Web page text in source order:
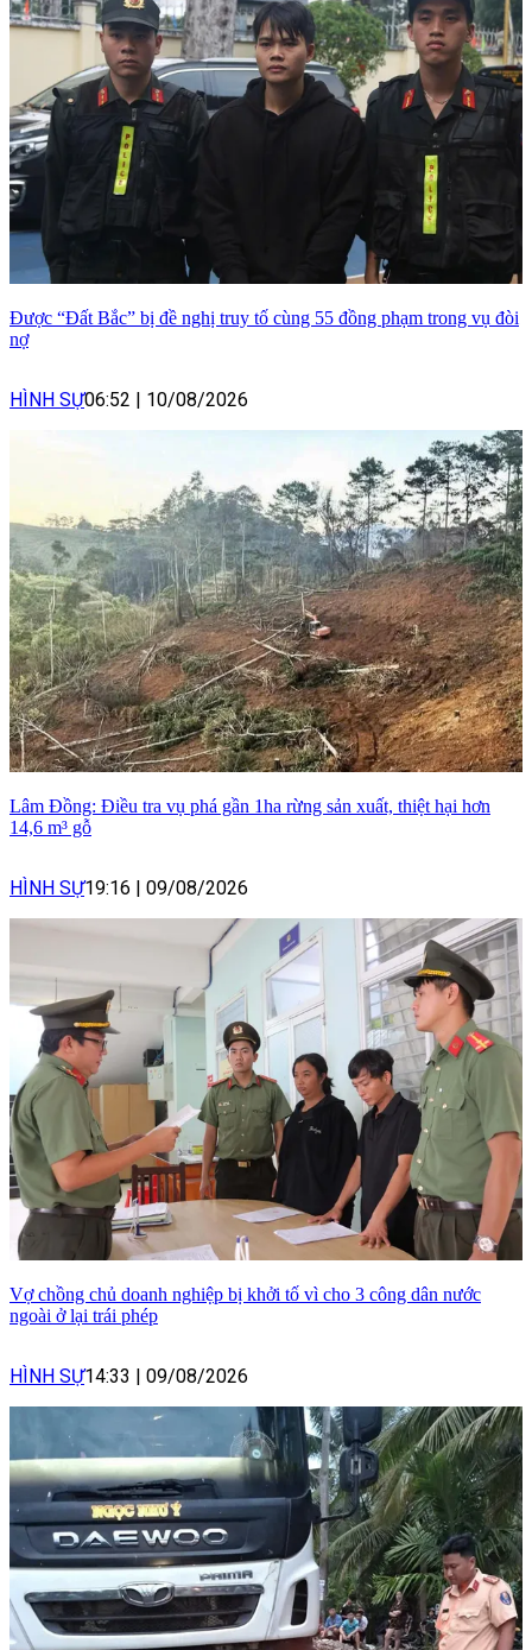
Được “Đất Bắc” bị đề nghị truy tố cùng 55 đồng phạm trong vụ đòi
nợ
HÌNH SỰ06:52 | 10/08/2026
Lâm Đồng: Điều tra vụ phá gần 1ha rừng sản xuất, thiệt hại hơn
14,6 m³ gỗ
HÌNH SỰ19:16 | 09/08/2026
Vợ chồng chủ doanh nghiệp bị khởi tố vì cho 3 công dân nước
ngoài ở lại trái phép
HÌNH SỰ14:33 | 09/08/2026